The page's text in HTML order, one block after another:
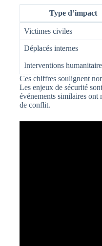
Type d’impact
Victimes civiles
Déplacés internes
Interventions
Ces chiffres soulignent
Les enjeux de sécurité
événements similaires ont
de conflit.